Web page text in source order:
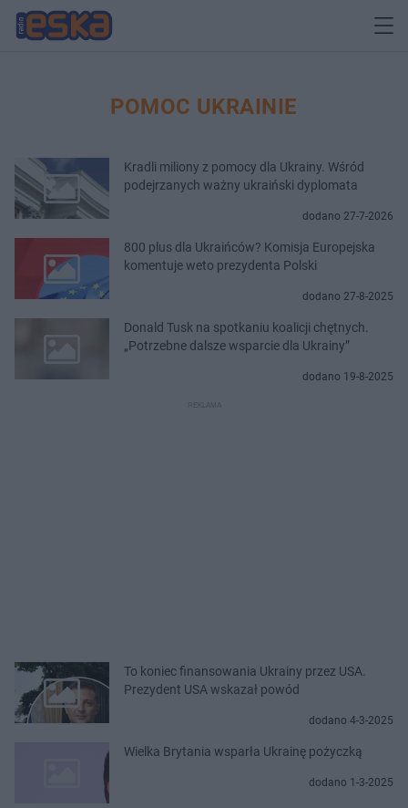
POMOC UKRAINIE
Kradli miliony z pomocy dla Ukrainy. Wśród
podejrzanych ważny ukraiński dyplomata
dodano 27-7-2026
800 plus dla Ukraińców? Komisja Europejska
komentuje weto prezydenta Polski
dodano 27-8-2025
Donald Tusk na spotkaniu koalicji chętnych.
„Potrzebne dalsze wsparcie dla Ukrainy”
dodano 19-8-2025
To koniec finansowania Ukrainy przez USA.
Prezydent USA wskazał powód
dodano 4-3-2025
Wielka Brytania wsparła Ukrainę pożyczką
dodano 1-3-2025